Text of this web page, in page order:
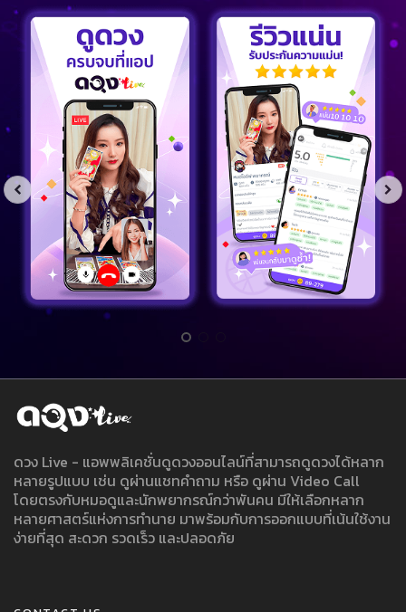
ดวง Live - แอพพลิเคชั่นดูดวงออนไลน์ที่สามารถดูดวงได้หลาก
หลายรูปแบบ เช่น ดูผ่านแชทคำถาม หรือ ดูผ่าน Video Call
โดยตรงกับหมอดูและนักพยากรณ์กว่าพันคน มีให้เลือกหลาก
หลายศาสตร์แห่งการทำนาย มาพร้อมกับการออกแบบที่เน้นใช้งาน
ง่ายที่สุด สะดวก รวดเร็ว และปลอดภัย